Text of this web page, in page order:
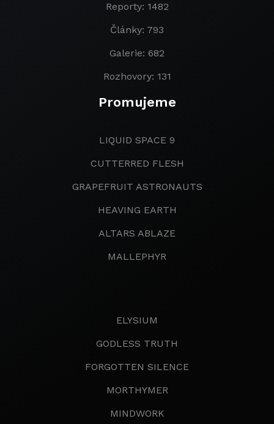
Reporty: 1482
Články: 793
Galerie: 682
Rozhovory: 131
Promujeme
LIQUID SPACE 9
CUTTERRED FLESH
GRAPEFRUIT ASTRONAUTS
HEAVING EARTH
ALTARS ABLAZE
MALLEPHYR
ELYSIUM
GODLESS TRUTH
FORGOTTEN SILENCE
MORTHYMER
MINDWORK